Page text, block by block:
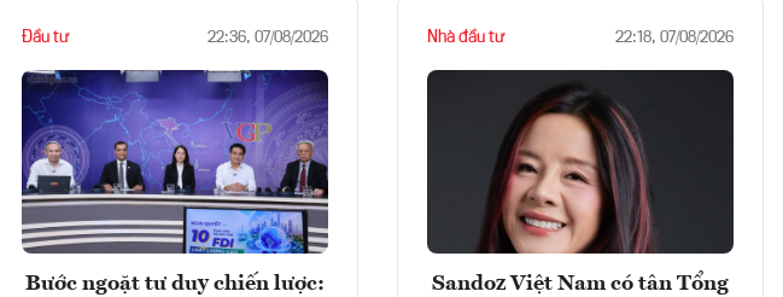
Đầu tư 22:36, 07/08/2026
Bước ngoặt tư duy chiến lược:
Nhà đầu tư 22:18, 07/08/2026
Sandoz Việt Nam có tân Tổng